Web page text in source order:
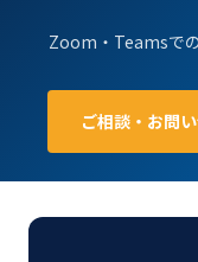
Zoom・Teamsで
ご相談・お問